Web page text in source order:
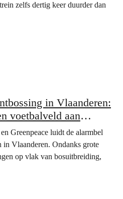
zelfs dertig keer duurder dan
in Vlaanderen:
voetbalveld aan
Greenpeace luidt de alarmbel
in Vlaanderen. Ondanks grote
op vlak van bosuitbreiding,